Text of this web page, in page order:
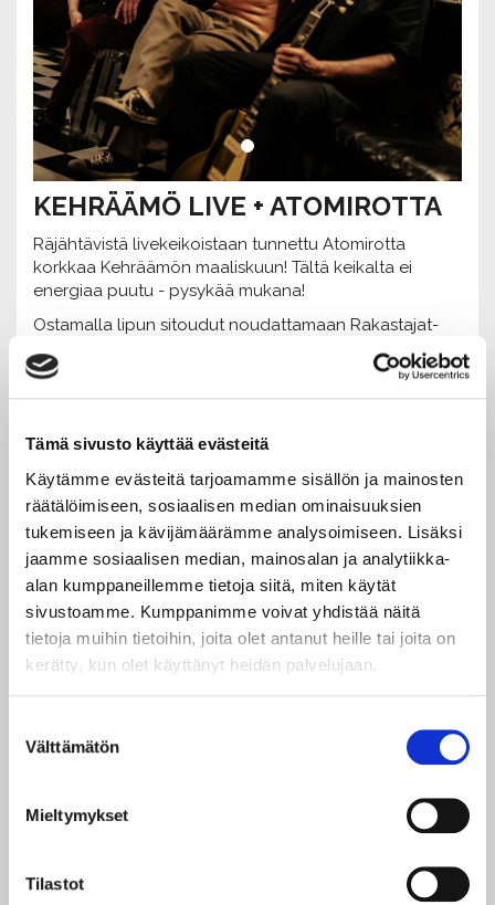
Tämä sivusto käyttää evästeitä
Käytämme evästeitä tarjoamamme sisällön ja mainosten
räätälöimiseen, sosiaalisen median ominaisuuksien
tukemiseen ja kävijämäärämme analysoimiseen. Lisäksi
jaamme sosiaalisen median, mainosalan ja analytiikka-
alan kumppaneillemme tietoja siitä, miten käytät
sivustoamme. Kumppanimme voivat yhdistää näitä
tietoja muihin tietoihin, joita olet antanut heille tai joita on
kerätty, kun olet käyttänyt heidän palvelujaan.
valinta
Välttämätön
Mieltymykset
Tilastot
KEHRÄÄMÖ LIVE + ATOMIROTTA
Räjähtävistä livekeikoistaan tunnettu Atomirotta
korkkaa Kehräämön maaliskuun! Tältä keikalta ei
energiaa puutu - pysykää mukana!
Ostamalla lipun sitoudut noudattamaan Rakastajat-
HUOM! verkkokaupan myynti sulkeutuu 1,5h ennen
Jos tapahtumaa ei löydy vetolaatikosta, esitys on
Vapaita paikkoja voi kysellä suoraan esityksen
ovelta.
Liput toimitetaan pdf-lippuina sähköpostiin. Voit
tulostaa ne mukaasi tai esittää alkuperäisen pdf-
tiedoston älypuhelimesi näytöltä.
ESITYSPÄIVÄ JA LIPUT
Kehräämö
Liput 30€ (ovelta 33
Keikalla on seisomapaikat.
ennen esityksen alkua. Mikäli asiakas saapuu paikalle
sen jälkeen, kun esitys on jo alkanut, emme voi taata